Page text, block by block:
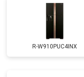
R-W910PUC4INX